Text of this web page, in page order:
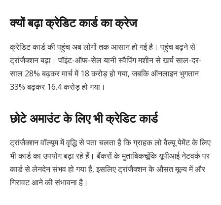
क्यों बढ़ा क्रेडिट कार्ड का क्रेज
क्रेडिट कार्ड की पहुंच अब लोगों तक आसान हो गई है। पहुंच बढ़ने से
ट्रांजैक्शन बढ़ा। पॉइंट-ऑफ-सेल यानी स्वैपिंग मशीन से खर्च साल-दर-
साल 28% बढ़कर मार्च में 18 करोड़ हो गया, जबकि ऑनलाइन भुगतान
33% बढ़कर 16.4 करोड़ हो गया।
छोटे अमाउंट के लिए भी क्रेडिट कार्ड
ट्रांजैक्शन वॉल्यूम में वृद्धि से पता चलता है कि ग्राहक लो वैल्यू पेमेंट के लिए
भी कार्ड का उपयोग बढ़ा रहे हैं। बैंकरों के मुताबिकचूंकि यूपीआई नेटवर्क पर
कार्ड से लेनदेन संभव हो गया है, इसलिए ट्रांजैक्शन के औसत मूल्य में और
गिरावट आने की संभावना है।